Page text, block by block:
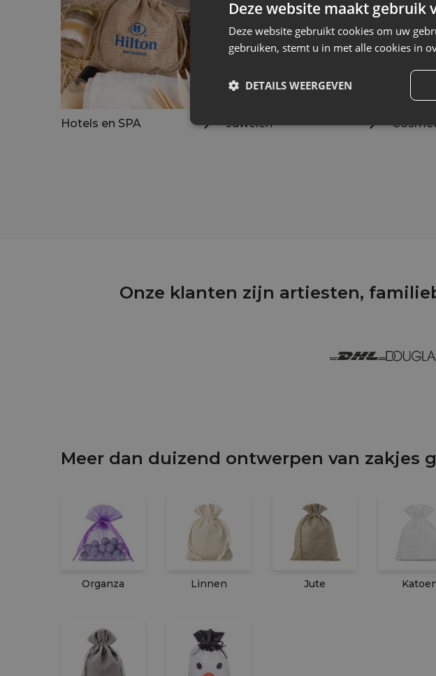
Hotels en SPA Juwelen
Onze klanten zijn artiesten,
Meer dan duizend ontwerpen van zakjes
Organza Linnen Jute
Deze website maakt gebruik
Deze website gebruikt cookies om uw
gebruiken, stemt u in met alle cookies in
DETAILS WEERGEVEN